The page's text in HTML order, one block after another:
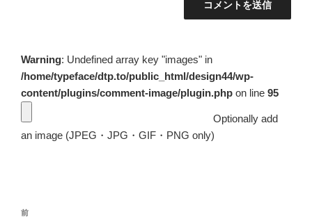
Warning: Undefined array key "images" in
/home/typeface/dtp.to/public_html/design44/wp-
content/plugins/comment-image/plugin.php on line 95
Optionally add
an image (JPEG・JPG・GIF・PNG only)
投
前
前